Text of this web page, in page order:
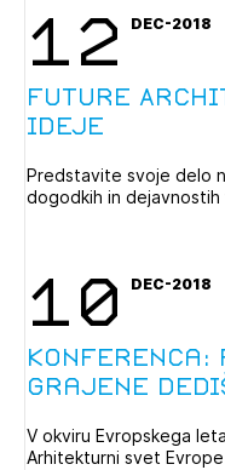
12 DEC-2018
Future
ideje
Predstavite svoje delo
dogodkih in
10 DEC-2018
Konferenca:
grajene
V okviru Evropskega
Arhitekturni svet